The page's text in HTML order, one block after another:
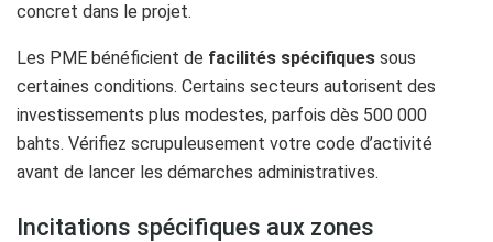
concret dans le projet.
Les PME bénéficient de facilités spécifiques sous
certaines conditions. Certains secteurs autorisent des
investissements plus modestes, parfois dès 500 000
bahts. Vérifiez scrupuleusement votre code d’activité
avant de lancer les démarches administratives.
Incitations spécifiques aux zones